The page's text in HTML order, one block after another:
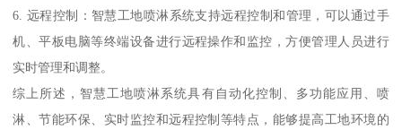
6. 远程控制：智慧工地喷淋系统支持远程控制和管理，可以通过手
机、平板电脑等终端设备进行远程操作和监控，方便管理人员进行
实时管理和调整。
综上所述，智慧工地喷淋系统具有自动化控制、多功能应用、喷
淋、节能环保、实时监控和远程控制等特点，能够提高工地环境的